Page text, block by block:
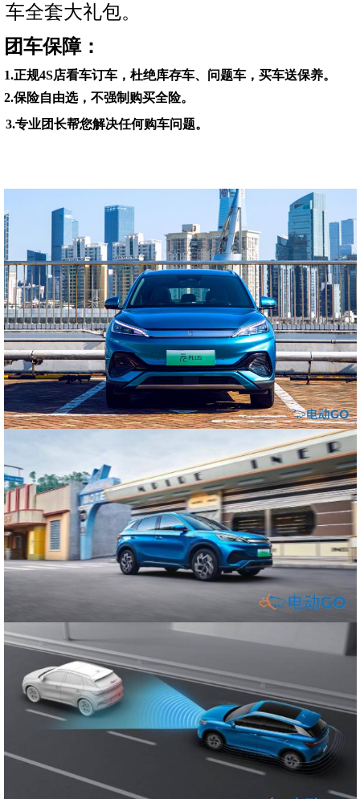
车全套大礼包。
团车保障：
1.正规4S店看车订车，杜绝库存车、问题车，买车送保养。
2.保险自由选，不强制购买全险。
3.专业团长帮您解决任何购车问题。